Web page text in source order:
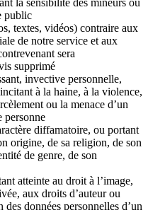
la sensibilité des mineurs ou
public
textes, vidéos) contraire aux
de notre service et aux
sera
supprimé
invective personnelle,
à la haine, à la violence,
ou la menace d’un
personne
diffamatoire, ou portant
origine, de sa religion, de son
de genre, de son
atteinte au droit à l’image,
aux droits d’auteur ou
données personnelles d’un